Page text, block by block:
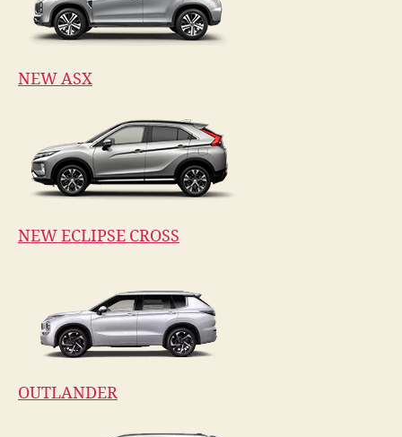
NEW ASX
NEW ECLIPSE CROSS
OUTLANDER